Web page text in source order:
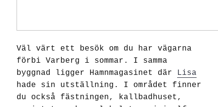
Väl värt ett besök om du har vägarna
förbi Varberg i sommar. I samma
byggnad ligger Hamnmagasinet där Lisa
hade sin utställning. I området finner
du också fästningen, kallbadhuset,